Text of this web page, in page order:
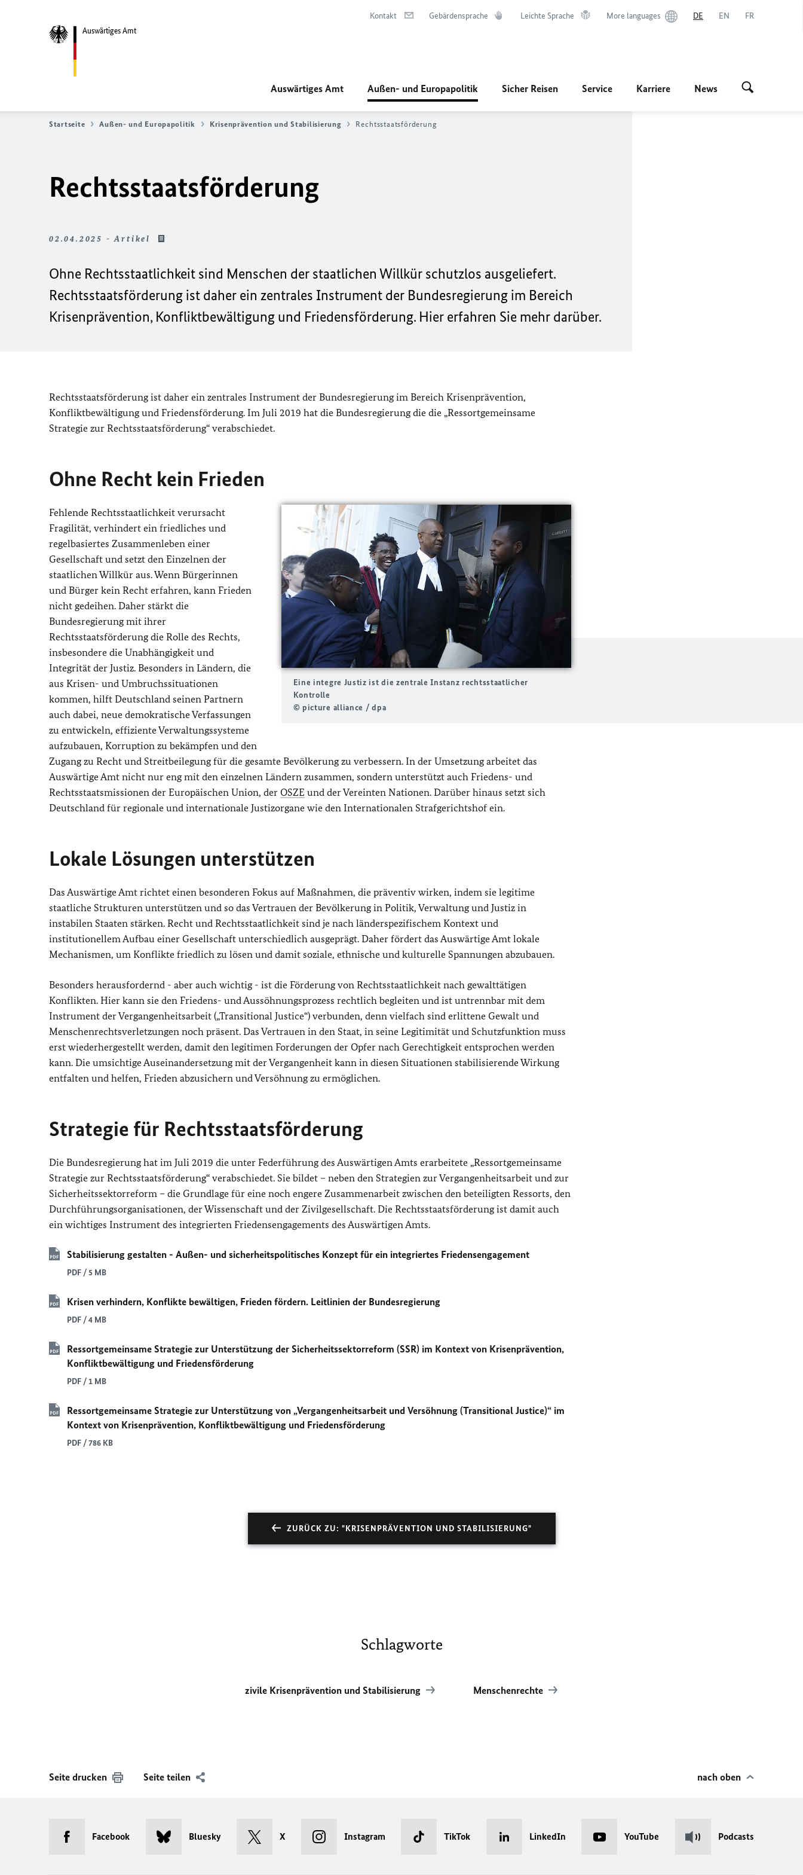
Auswärtiges Amt
Kontakt Gebärdensprache Leichte Sprache More languages DE EN FR
Auswärtiges Amt Außen- und Europapolitik Sicher Reisen Service Karriere News
Startseite Außen- und Europapolitik Krisenprävention und Stabilisierung Rechtsstaatsförderung
Rechtsstaatsförderung
02.04.2025 - Artikel
Ohne Rechtsstaatlichkeit sind Menschen der staatlichen Willkür schutzlos ausgeliefert.
Rechtsstaatsförderung ist daher ein zentrales Instrument der Bundesregierung im Bereich
Krisenprävention, Konfliktbewältigung und Friedensförderung. Hier erfahren Sie mehr darüber.
Rechtsstaatsförderung ist daher ein zentrales Instrument der Bundesregierung im Bereich Krisenprävention,
Konfliktbewältigung und Friedensförderung. Im Juli 2019 hat die Bundesregierung die die „Ressortgemeinsame
Strategie zur Rechtsstaatsförderung“ verabschiedet.
Ohne Recht kein Frieden
Eine integre Justiz ist die zentrale Instanz rechtsstaatlicher
Kontrolle
© picture alliance / dpa
Fehlende Rechtsstaatlichkeit verursacht
Fragilität, verhindert ein friedliches und
regelbasiertes Zusammenleben einer
Gesellschaft und setzt den Einzelnen der
staatlichen Willkür aus. Wenn Bürgerinnen
und Bürger kein Recht erfahren, kann Frieden
nicht gedeihen. Daher stärkt die
Bundesregierung mit ihrer
Rechtsstaatsförderung die Rolle des Rechts,
insbesondere die Unabhängigkeit und
Integrität der Justiz. Besonders in Ländern, die
aus Krisen- und Umbruchssituationen
kommen, hilft Deutschland seinen Partnern
auch dabei, neue demokratische Verfassungen
zu entwickeln, effiziente Verwaltungssysteme
aufzubauen, Korruption zu bekämpfen und den
Zugang zu Recht und Streitbeilegung für die gesamte Bevölkerung zu verbessern. In der Umsetzung arbeitet das
Auswärtige Amt nicht nur eng mit den einzelnen Ländern zusammen, sondern unterstützt auch Friedens- und
Rechtsstaatsmissionen der Europäischen Union, der OSZE und der Vereinten Nationen. Darüber hinaus setzt sich
Deutschland für regionale und internationale Justizorgane wie den Internationalen Strafgerichtshof ein.
Lokale Lösungen unterstützen
Das Auswärtige Amt richtet einen besonderen Fokus auf Maßnahmen, die präventiv wirken, indem sie legitime
staatliche Strukturen unterstützen und so das Vertrauen der Bevölkerung in Politik, Verwaltung und Justiz in
instabilen Staaten stärken. Recht und Rechtsstaatlichkeit sind je nach länderspezifischem Kontext und
institutionellem Aufbau einer Gesellschaft unterschiedlich ausgeprägt. Daher fördert das Auswärtige Amt lokale
Mechanismen, um Konflikte friedlich zu lösen und damit soziale, ethnische und kulturelle Spannungen abzubauen.
Besonders herausfordernd - aber auch wichtig - ist die Förderung von Rechtsstaatlichkeit nach gewalttätigen
Konflikten. Hier kann sie den Friedens- und Aussöhnungsprozess rechtlich begleiten und ist untrennbar mit dem
Instrument der Vergangenheitsarbeit („Transitional Justice“) verbunden, denn vielfach sind erlittene Gewalt und
Menschenrechtsverletzungen noch präsent. Das Vertrauen in den Staat, in seine Legitimität und Schutzfunktion muss
erst wiederhergestellt werden, damit den legitimen Forderungen der Opfer nach Gerechtigkeit entsprochen werden
kann. Die umsichtige Auseinandersetzung mit der Vergangenheit kann in diesen Situationen stabilisierende Wirkung
entfalten und helfen, Frieden abzusichern und Versöhnung zu ermöglichen.
Strategie für Rechtsstaatsförderung
Die Bundesregierung hat im Juli 2019 die unter Federführung des Auswärtigen Amts erarbeitete „Ressortgemeinsame
Strategie zur Rechtsstaatsförderung“ verabschiedet. Sie bildet – neben den Strategien zur Vergangenheitsarbeit und zur
Sicherheitssektorreform – die Grundlage für eine noch engere Zusammenarbeit zwischen den beteiligten Ressorts, den
Durchführungsorganisationen, der Wissenschaft und der Zivilgesellschaft. Die Rechtsstaatsförderung ist damit auch
ein wichtiges Instrument des integrierten Friedensengagements des Auswärtigen Amts.
Stabilisierung gestalten - Außen- und sicherheitspolitisches Konzept für ein integriertes Friedensengagement
PDF / 5 MB
Krisen verhindern, Konflikte bewältigen, Frieden fördern. Leitlinien der Bundesregierung
PDF / 4 MB
Ressortgemeinsame Strategie zur Unterstützung der Sicherheitssektorreform (SSR) im Kontext von Krisenprävention,
Konfliktbewältigung und Friedensförderung
PDF / 1 MB
Ressortgemeinsame Strategie zur Unterstützung von „Vergangenheitsarbeit und Versöhnung (Transitional Justice)“ im
Kontext von Krisenprävention, Konfliktbewältigung und Friedensförderung
PDF / 786 KB
ZURÜCK ZU: "KRISENPRÄVENTION UND STABILISIERUNG"
Schlagworte
zivile Krisenprävention und Stabilisierung Menschenrechte
Seite drucken Seite teilen nach oben
Facebook Bluesky X Instagram TikTok LinkedIn YouTube Podcasts